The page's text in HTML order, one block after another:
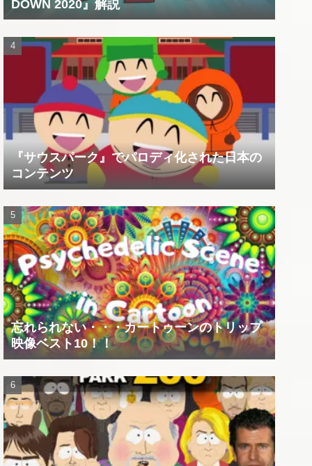
DOWN 2020』解説
『サウスパーク』でパロディ化された日本の
コンテンツ
忘れられない・・・カートゥーンのトリップ
映像ベスト10！！